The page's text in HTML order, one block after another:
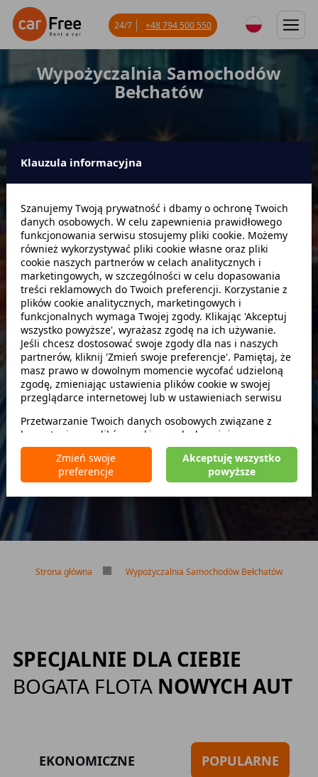
Wypożyczalnia Samochodów
Bełchatów
Data odbioru Godzina
Data zwrotu Godzina
Szukaj
zwróć w innym miejscu
Brak limitu kilometrów
Bezpłatne odwołanie rezerwacji
24/7 +48 794 500 550
Strona główna Wypożyczalnia Samochodów Bełchatów
SPECJALNIE DLA CIEBIE
BOGATA FLOTA NOWYCH AUT
EKONOMICZNE POPULARNE
Klauzula informacyjna
Szanujemy Twoją prywatność i dbamy o ochronę Twoich
danych osobowych. W celu zapewnienia prawidłowego
funkcjonowania serwisu stosujemy pliki cookie. Możemy
również wykorzystywać pliki cookie własne oraz pliki
cookie naszych partnerów w celach analitycznych i
marketingowych, w szczególności w celu dopasowania
treści reklamowych do Twoich preferencji. Korzystanie z
plików cookie analitycznych, marketingowych i
funkcjonalnych wymaga Twojej zgody. Klikając 'Akceptuj
wszystko powyższe', wyrażasz zgodę na ich używanie.
Jeśli chcesz dostosować swoje zgody dla nas i naszych
partnerów, kliknij 'Zmień swoje preferencje'. Pamiętaj, że
masz prawo w dowolnym momencie wycofać udzieloną
zgodę, zmieniając ustawienia plików cookie w swojej
przeglądarce internetowej lub w ustawieniach serwisu
Przetwarzanie Twoich danych osobowych związane z
korzystaniem z plików cookie w celach wyżej
wymienionych jest prowadzone przez CarFree sp. z o.o. z
siedzibą w Warszawie (02-677), ul. Cybernetyki 5,
będącego administratorem danych. W niektórych
nasi partnerzy. Szczegółowe informacje na temat
korzystania przez nas i naszych partnerów z plików cookie
oraz przetwarzania Twoich danych osobowych, w tym
dotyczące Twoich uprawnień, zawarte są w naszej
Zmień swoje
preferencje
Akceptuję wszystko
powyższe